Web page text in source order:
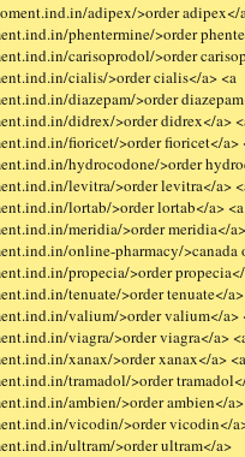
adipex/>order adipex</
phentermine/>order
carisoprodol/>order
cialis/>order cialis</a> <a
diazepam/>order
didrex/>order didrex</a>
fioricet/>order fioricet</a>
hydrocodone/>order
levitra/>order levitra</a>
lortab/>order lortab</a> <a
meridia/>order meridia</
online-pharmacy/>canada
propecia/>order
tenuate/>order tenuate</
valium/>order valium</a>
viagra/>order viagra</a>
xanax/>order xanax</a> <a
tramadol/>order
ambien/>order ambien</
vicodin/>order vicodin</
ultram/>order ultram</a>